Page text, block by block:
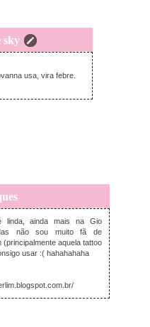
sky
feira, setembro 16, 2015
usa, vira febre.
quarta-feira, setembro 16, 2015
linda, ainda mais na Gio
não sou muito fã de
(principalmente aquela tattoo
usar :( hahahahaha